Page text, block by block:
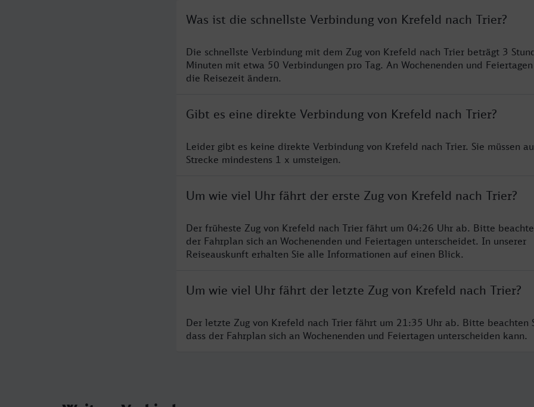
Was ist die schnellste Verbindung von Krefeld nach Trier?
Die schnellste Verbindung mit dem Zug von Krefeld nach Trier beträgt 3
Minuten mit etwa 50 Verbindungen pro Tag. An Wochenenden und
die Reisezeit ändern.
Gibt es eine direkte Verbindung von Krefeld nach Trier?
Leider gibt es keine direkte Verbindung von Krefeld nach Trier. Sie müssen
Strecke mindestens 1 x umsteigen.
Um wie viel Uhr fährt der erste Zug von Krefeld nach Trier?
Der früheste Zug von Krefeld nach Trier fährt um 04:26 Uhr ab. Bitte
der Fahrplan sich an Wochenenden und Feiertagen unterscheidet. In unserer
Reiseauskunft erhalten Sie alle Informationen auf einen Blick.
Um wie viel Uhr fährt der letzte Zug von Krefeld nach Trier?
Der letzte Zug von Krefeld nach Trier fährt um 21:35 Uhr ab. Bitte beachten
dass der Fahrplan sich an Wochenenden und Feiertagen unterscheiden kann.